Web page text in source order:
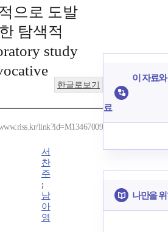
으로 도발
탐색적
study
한글로보기
link?id=M13467009
서
찬
주
;
남
아
영
이 자료
료
나만을